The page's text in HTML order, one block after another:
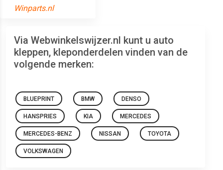
Winparts.nl
Via Webwinkelswijzer.nl kunt u auto
kleppen, kleponderdelen vinden van de
volgende merken:
BLUEPRINT BMW DENSO
HANSPRIES KIA MERCEDES
MERCEDES-BENZ NISSAN TOYOTA
VOLKSWAGEN